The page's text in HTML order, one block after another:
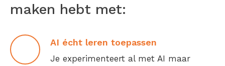
maken hebt met:
AI écht leren toepassen
Je experimenteert al met AI maar